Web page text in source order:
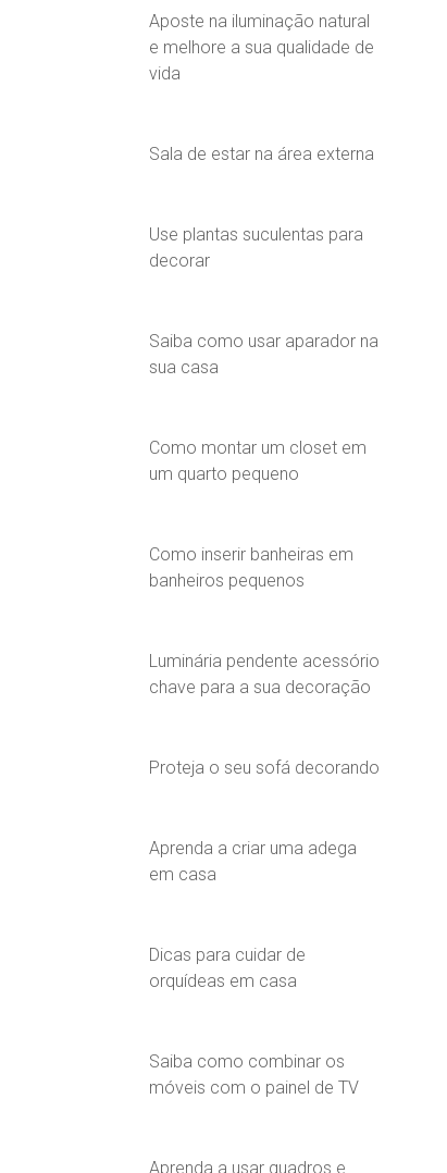
Aposte na iluminação natural
e melhore a sua qualidade de
vida
Sala de estar na área externa
Use plantas suculentas para
decorar
Saiba como usar aparador na
sua casa
Como montar um closet em
um quarto pequeno
Como inserir banheiras em
banheiros pequenos
Luminária pendente acessório
chave para a sua decoração
Proteja o seu sofá decorando
Aprenda a criar uma adega
em casa
Dicas para cuidar de
orquídeas em casa
Saiba como combinar os
móveis com o painel de TV
Aprenda a usar quadros e